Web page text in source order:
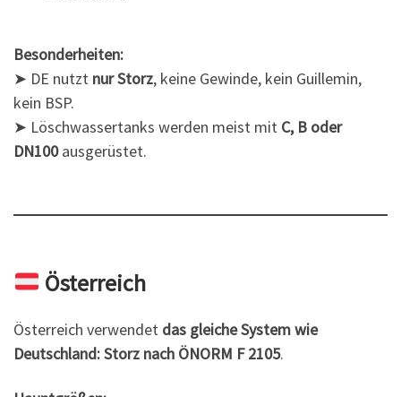
Besonderheiten:
➤ DE nutzt nur Storz, keine Gewinde, kein Guillemin,
kein BSP.
➤ Löschwassertanks werden meist mit C, B oder
DN100ausgerüstet.
Österreich
Österreich verwendet das gleiche System wie
Deutschland:Storz nach ÖNORM F 2105.